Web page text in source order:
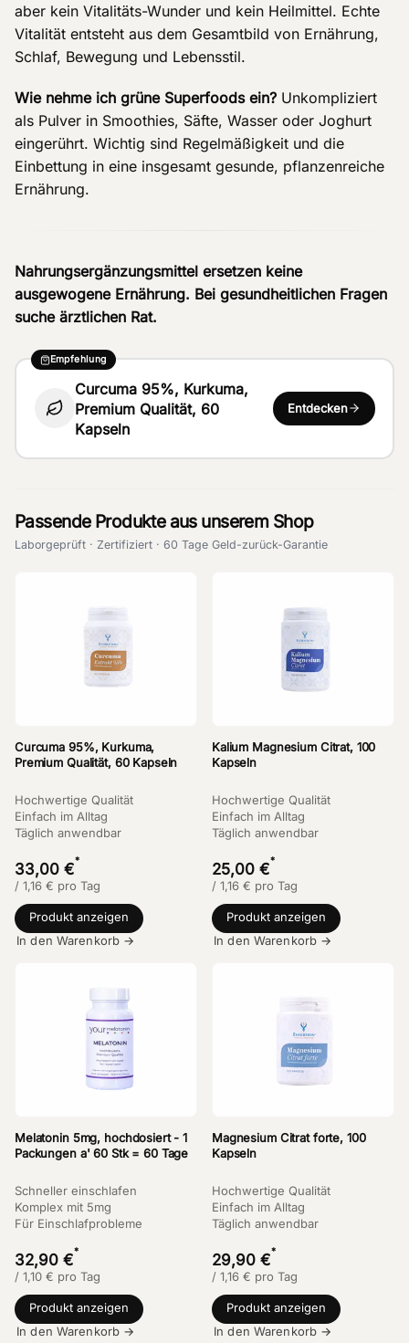
aber kein Vitalitäts-Wunder und kein Heilmittel. Echte
Vitalität entsteht aus dem Gesamtbild von Ernährung,
Schlaf, Bewegung und Lebensstil.
Wie nehme ich grüne Superfoods ein? Unkompliziert
als Pulver in Smoothies, Säfte, Wasser oder Joghurt
eingerührt. Wichtig sind Regelmäßigkeit und die
Einbettung in eine insgesamt gesunde, pflanzenreiche
Ernährung.
Nahrungsergänzungsmittel ersetzen keine
ausgewogene Ernährung. Bei gesundheitlichen Fragen
suche ärztlichen Rat.
Empfehlung
Curcuma 95%, Kurkuma,
Premium Qualität, 60
Kapseln
Entdecken
Passende Produkte aus unserem Shop
Laborgeprüft · Zertifiziert · 60 Tage Geld-zurück-Garantie
Curcuma 95%, Kurkuma,
Premium Qualität, 60 Kapseln
Hochwertige Qualität
Einfach im Alltag
Täglich anwendbar
33,00 €*
/ 1,16 € pro Tag
Produkt anzeigen
In den Warenkorb →
Kalium Magnesium Citrat, 100
Kapseln
Hochwertige Qualität
Einfach im Alltag
Täglich anwendbar
25,00 €*
/ 1,16 € pro Tag
Produkt anzeigen
In den Warenkorb →
Melatonin 5mg, hochdosiert - 1
Packungen a' 60 Stk = 60 Tage
Schneller einschlafen
Komplex mit 5mg
Für Einschlafprobleme
32,90 €*
/ 1,10 € pro Tag
Produkt anzeigen
In den Warenkorb →
Magnesium Citrat forte, 100
Kapseln
Hochwertige Qualität
Einfach im Alltag
Täglich anwendbar
29,90 €*
/ 1,16 € pro Tag
Produkt anzeigen
In den Warenkorb →